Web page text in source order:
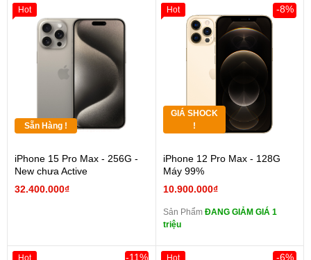
Sẵn Hàng !
iPhone 15 Pro Max - 256G -
New chưa Active
32.400.000₫
Hot
GIÁ SHOCK
!
iPhone 12 Pro Max - 128G
Máy 99%
10.900.000₫
-8%
Sản Phẩm ĐANG GIẢM GIÁ 1
triệu
Hot
-11% -6%